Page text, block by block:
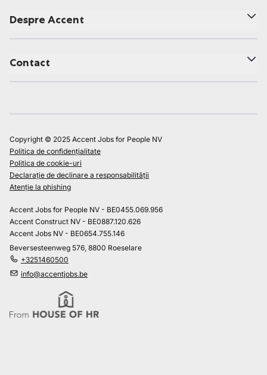
Despre Accent
Contact
Copyright © 2025 Accent Jobs for People NV
Politica de confidențialitate
Politica de cookie-uri
Declarație de declinare a responsabilității
Atenție la phishing
Accent Jobs for People NV - BE0455.069.956
Accent Construct NV - BE0887.120.626
Accent Jobs NV - BE0654.755.146
Beversesteenweg 576, 8800 Roeselare
+3251460500
info@accentjobs.be